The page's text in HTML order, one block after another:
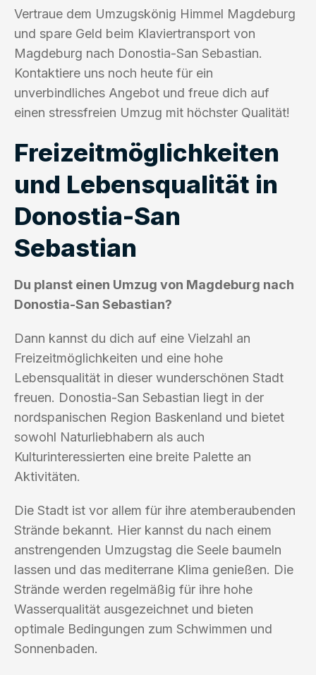
Vertraue dem Umzugskönig Himmel Magdeburg
und spare Geld beim Klaviertransport von
Magdeburg nach Donostia-San Sebastian.
Kontaktiere uns noch heute für ein
unverbindliches Angebot und freue dich auf
einen stressfreien Umzug mit höchster Qualität!
Freizeitmöglichkeiten
und Lebensqualität in
Donostia-San
Sebastian
Du planst einen Umzug von Magdeburg nach
Donostia-San Sebastian?
Dann kannst du dich auf eine Vielzahl an
Freizeitmöglichkeiten und eine hohe
Lebensqualität in dieser wunderschönen Stadt
freuen. Donostia-San Sebastian liegt in der
nordspanischen Region Baskenland und bietet
sowohl Naturliebhabern als auch
Kulturinteressierten eine breite Palette an
Aktivitäten.
Die Stadt ist vor allem für ihre atemberaubenden
Strände bekannt. Hier kannst du nach einem
anstrengenden Umzugstag die Seele baumeln
lassen und das mediterrane Klima genießen. Die
Strände werden regelmäßig für ihre hohe
Wasserqualität ausgezeichnet und bieten
optimale Bedingungen zum Schwimmen und
Sonnenbaden.